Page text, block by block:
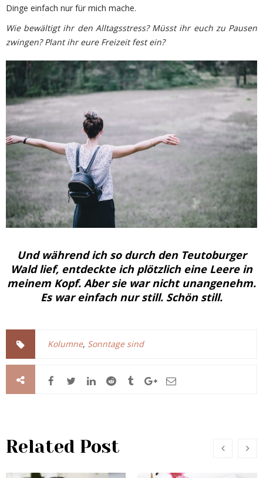
Dinge einfach nur für mich mache.
Wie bewältigt ihr den Alltagsstress? Müsst ihr euch zu Pausen
zwingen? Plant ihr eure Freizeit fest ein?
Und während ich so durch den Teutoburger
Wald lief, entdeckte ich plötzlich eine Leere in
meinem Kopf. Aber sie war nicht unangenehm.
Es war einfach nur still. Schön still.
Kolumne, Sonntage sind
Related Post